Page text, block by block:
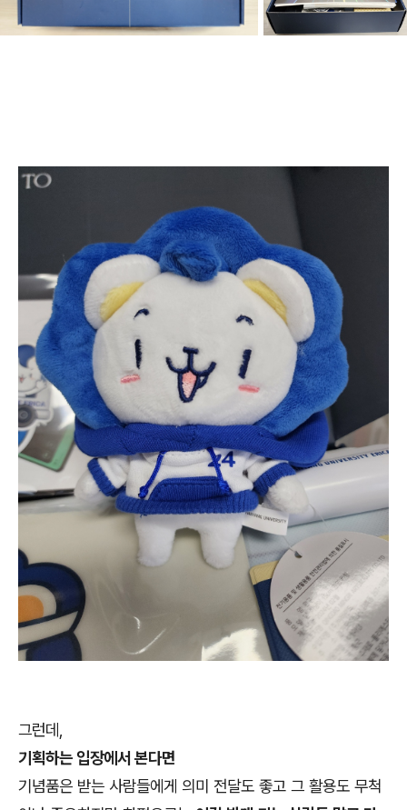
그런데,
기획하는 입장에서 본다면
기념품은 받는 사람들에게 의미 전달도 좋고 그 활용도 무척